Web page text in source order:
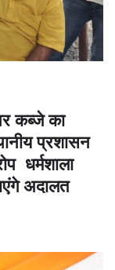
कब्जे का
प्रशासन
धर्मशाला
अदालत